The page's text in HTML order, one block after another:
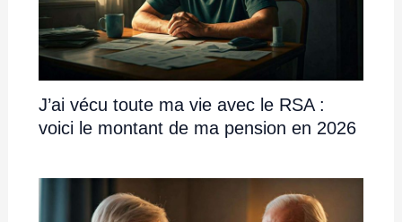
J’ai vécu toute ma vie avec le RSA :
voici le montant de ma pension en 2026